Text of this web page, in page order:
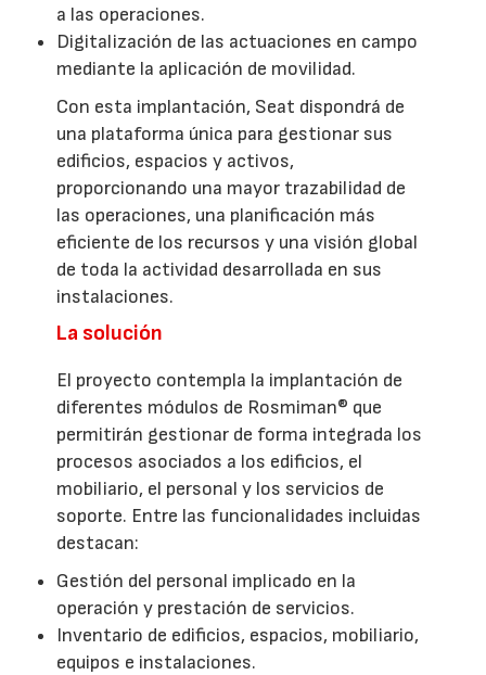
a las operaciones.
Digitalización de las actuaciones en campo
mediante la aplicación de movilidad.
Con esta implantación, Seat dispondrá de
una plataforma única para gestionar sus
edificios, espacios y activos,
proporcionando una mayor trazabilidad de
las operaciones, una planificación más
eficiente de los recursos y una visión global
de toda la actividad desarrollada en sus
instalaciones.
La solución
El proyecto contempla la implantación de
diferentes módulos de Rosmiman® que
permitirán gestionar de forma integrada los
procesos asociados a los edificios, el
mobiliario, el personal y los servicios de
soporte. Entre las funcionalidades incluidas
destacan:
Gestión del personal implicado en la
operación y prestación de servicios.
Inventario de edificios, espacios, mobiliario,
equipos e instalaciones.